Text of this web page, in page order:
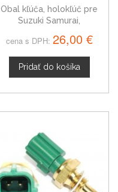
Obal kľúča, holokľúč pre
Suzuki Samurai,
cena s DPH: 26,00 €
Pridať do košíka